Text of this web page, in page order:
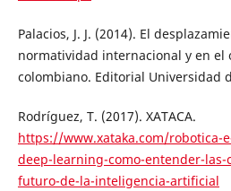
Palacios, J. J. (2014). El
normatividad internacional y en
colombiano. Editorial Universidad
Rodríguez, T. (2017). XATACA.
https://www.xataka.com/robotica-
deep-learning-como-entender-las-
futuro-de-la-inteligencia-artificial